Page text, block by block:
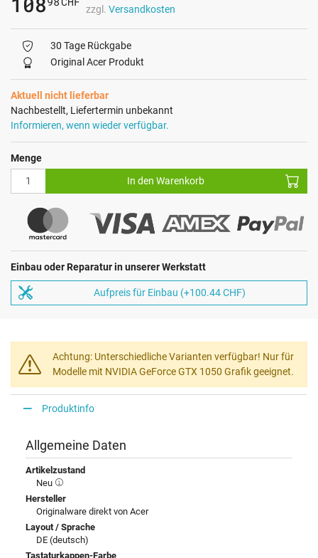
zzgl. Versandkosten
30 Tage Rückgabe
Original Acer Produkt
Aktuell nicht lieferbar
Nachbestellt, Liefertermin unbekannt
Informieren, wenn wieder verfügbar.
Menge
In den Warenkorb
Einbau oder Reparatur in unserer Werkstatt
Aufpreis für Einbau (+100.44 CHF)
Achtung: Unterschiedliche Varianten verfügbar! Nur für
Modelle mit NVIDIA GeForce GTX 1050 Grafik geeignet.
Produktinfo
Allgemeine Daten
Artikelzustand
Neu
Hersteller
Originalware direkt von Acer
Layout / Sprache
DE (deutsch)
Tastaturkappen-Farbe